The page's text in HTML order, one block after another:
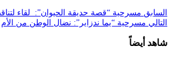
السابق مسرحية “قصة حديقة الحيوان”: لقاء
التالي مسرحية “يما ندزاير”: نضال الوطن من الأم
شاهد أيضاً